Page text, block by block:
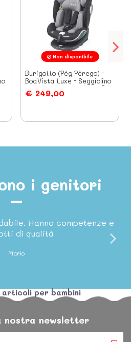
Non disponibile
Burigotto (Pèg Pèrego) -
BoaVista Luxe - Seggiolino
Auto Isofix Girevole 360°
Da 40 a...
€ 249,00
i genitori
Hanno competenze e
di qualità
Mario
articoli per bambini
newsletter